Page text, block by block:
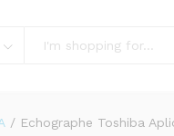
/ Echographe Toshiba